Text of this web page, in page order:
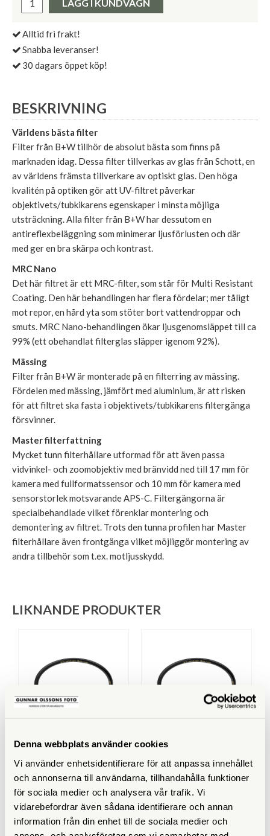
Denna webbplats använder cookies
Vi använder enhetsidentifierare för att anpassa innehållet
och annonserna till användarna, tillhandahålla funktioner
för sociala medier och analysera vår trafik. Vi
vidarebefordrar även sådana identifierare och annan
information från din enhet till de sociala medier och
LÄGG I KUNDVAGN
Alltid fri frakt!
Snabba leveranser!
30 dagars öppet köp!
BESKRIVNING
Världens bästa filter
Filter från B+W tillhör de absolut bästa som finns på
marknaden idag. Dessa filter tillverkas av glas från Schott, en
av världens främsta tillverkare av optiskt glas. Den höga
kvalitén på optiken gör att UV-filtret påverkar
objektivets/tubkikarens egenskaper i minsta möjliga
utsträckning. Alla filter från B+W har dessutom en
antireflexbeläggning som minimerar ljusförlusten och där
med ger en bra skärpa och kontrast.
MRC Nano
Det här filtret är ett MRC-filter, som står för Multi Resistant
Coating. Den här behandlingen har flera fördelar; mer tåligt
mot repor, en hård yta som stöter bort vattendroppar och
smuts. MRC Nano-behandlingen ökar ljusgenomsläppet till ca
99% (ett obehandlat filterglas släpper igenom 92%).
Mässing
Filter från B+W är monterade på en filterring av mässing.
Fördelen med mässing, jämfört med aluminium, är att risken
för att filtret ska fasta i objektivets/tubkikarens filtergänga
försvinner.
Master filterfattning
Mycket tunn filterhållare utformad för att även passa
vidvinkel- och zoomobjektiv med bränvidd ned till 17 mm för
kamera med fullformatssensor och 10 mm för kamera med
sensorstorlek motsvarande APS-C. Filtergängorna är
specialbehandlade vilket förenklar montering och
demontering av filtret. Trots den tunna profilen har Master
filterhållare även frontgänga vilket möjliggör montering av
andra tillbehör som t.ex. motljusskydd.
LIKNANDE PRODUKTER
B+W
B+W UV-Filter 46mm MRC
Nano Master
Finns i lager
650 SEK
KÖP
B+W
B+W UV-Filter 67mm MRC
Nano Master
Finns i lager
890 SEK
KÖP